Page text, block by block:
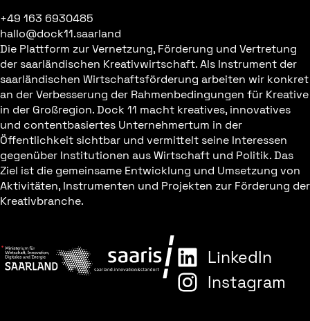
+49 163 6930485
hallo@dock11.saarland
Die Plattform zur Vernetzung, Förderung und Vertretung
der saarländischen Kreativwirtschaft. Als Instrument der
saarländischen Wirtschaftsförderung arbeiten wir konkret
an der Verbesserung der Rahmenbedingungen für Kreative
in der Großregion. Dock 11 macht kreatives, innovatives
und contentbasiertes Unternehmertum in der
Öffentlichkeit sichtbar und vermittelt seine Interessen
gegenüber Institutionen aus Wirtschaft und Politik. Das
Ziel ist die gemeinsame Entwicklung und Umsetzung von
Aktivitäten, Instrumenten und Projekten zur Förderung der
Kreativbranche.
LinkedIn
Instagram